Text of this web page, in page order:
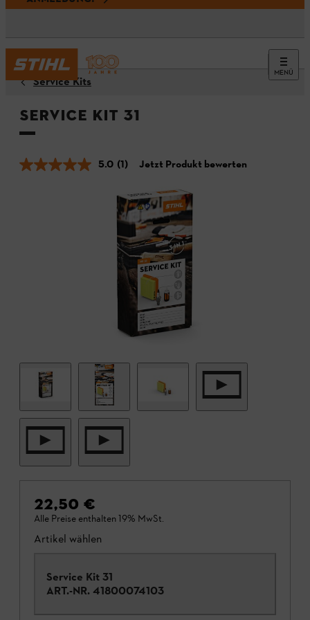
MENÜ
Service Kits
Service Kit 31
5.0 (1) Jetzt Produkt bewerten
22,50 €
Alle Preise enthalten 19% MwSt.
Artikel wählen
Service Kit 31
ART.-NR. 41800074103